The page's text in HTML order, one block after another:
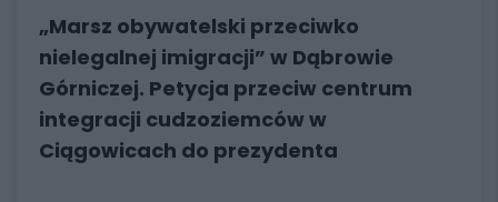
„Marsz obywatelski przeciwko
nielegalnej imigracji” w Dąbrowie
Górniczej. Petycja przeciw centrum
integracji cudzoziemców w
Ciągowicach do prezydenta